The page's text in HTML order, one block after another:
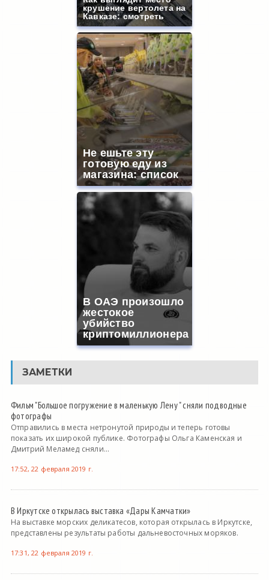
крушение вертолета на
Кавказе: смотреть
Не ешьте эту
готовую еду из
магазина: список
В ОАЭ произошло
жестокое
убийство
криптомиллионера
ЗАМЕТКИ
Фильм "Большое погружение в маленькую Лену " сняли подводные
фотографы
Отправились в места нетронутой природы и теперь готовы
показать их широкой публике. Фотографы Ольга Каменская и
Дмитрий Меламед сняли...
17:52, 22 февраля 2019 г.
В Иркутске открылась выставка «Дары Камчатки»
На выставке морских деликатесов, которая открылась в Иркутске,
представлены результаты работы дальневосточных моряков.
17:31, 22 февраля 2019 г.